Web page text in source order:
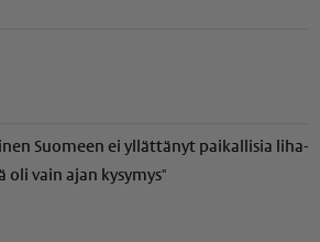
Suomeen ei yllättänyt paikallisia liha-
oli vain ajan kysymys"